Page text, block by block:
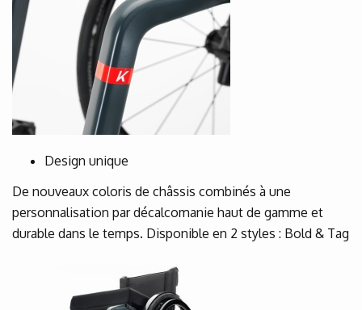
Design unique
De nouveaux coloris de châssis combinés à une
personnalisation par décalcomanie haut de gamme et
durable dans le temps. Disponible en 2 styles : Bold & Tag